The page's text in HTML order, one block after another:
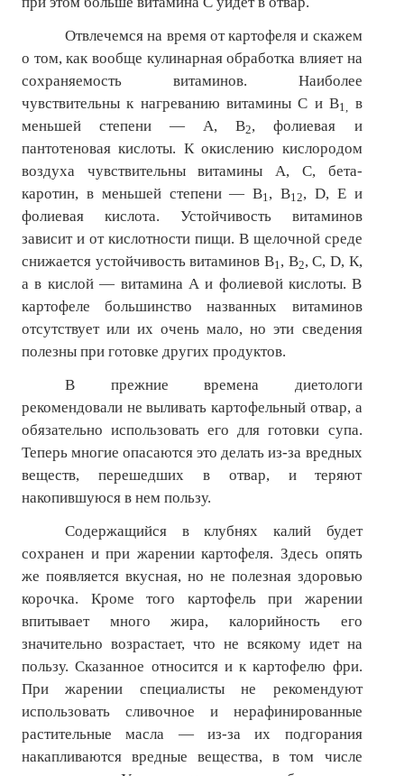
Отвлечемся на время от картофеля и скажем
о том, как вообще кулинарная обработка влияет на
сохраняемость витаминов. Наиболее
чувствительны к нагреванию витамины С и В1, в
меньшей степени — А, В2, фолиевая и
пантотеновая кислоты. К окислению кислородом
воздуха чувствительны витамины А, С, бета-
каротин, в меньшей степени — В1, В12, D, Е и
фолиевая кислота. Устойчивость витаминов
зависит и от кислотности пищи. В щелочной среде
снижается устойчивость витаминов В1, В2, С, D, К,
а в кислой — витамина А и фолиевой кислоты. В
картофеле большинство названных витаминов
отсутствует или их очень мало, но эти сведения
полезны при готовке других продуктов.
В прежние времена диетологи
рекомендовали не выливать картофельный отвар, а
обязательно использовать его для готовки супа.
Теперь многие опасаются это делать из-за вредных
веществ, перешедших в отвар, и теряют
накопившуюся в нем пользу.
Содержащийся в клубнях калий будет
сохранен и при жарении картофеля. Здесь опять
же появляется вкусная, но не полезная здоровью
корочка. Кроме того картофель при жарении
впитывает много жира, калорийность его
значительно возрастает, что не всякому идет на
пользу. Сказанное относится и к картофелю фри.
При жарении специалисты не рекомендуют
использовать сливочное и нерафинированные
растительные масла — из-за их подгорания
накапливаются вредные вещества, в том числе